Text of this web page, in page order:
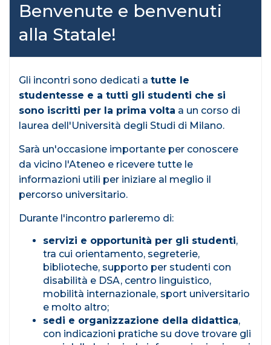
Benvenute e benvenuti
alla Statale!
Gli incontri sono dedicati a tutte le
studentesse e a tutti gli studenti che si
sono iscritti per la prima volta a un corso di
laurea dell'Università degli Studi di Milano.
Sarà un'occasione importante per conoscere
da vicino l'Ateneo e ricevere tutte le
informazioni utili per iniziare al meglio il
percorso universitario.
Durante l'incontro parleremo di:
servizi e opportunità per gli studenti,
tra cui orientamento, segreterie,
biblioteche, supporto per studenti con
disabilità e DSA, centro linguistico,
mobilità internazionale, sport universitario
e molto altro;
sedi e organizzazione della didattica,
con indicazioni pratiche su dove trovare gli